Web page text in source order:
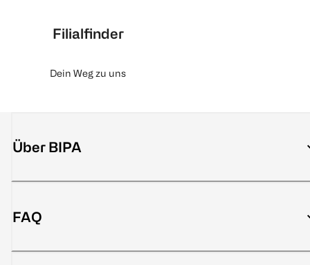
Filialfinder
Dein Weg zu uns
Über BIPA
FAQ